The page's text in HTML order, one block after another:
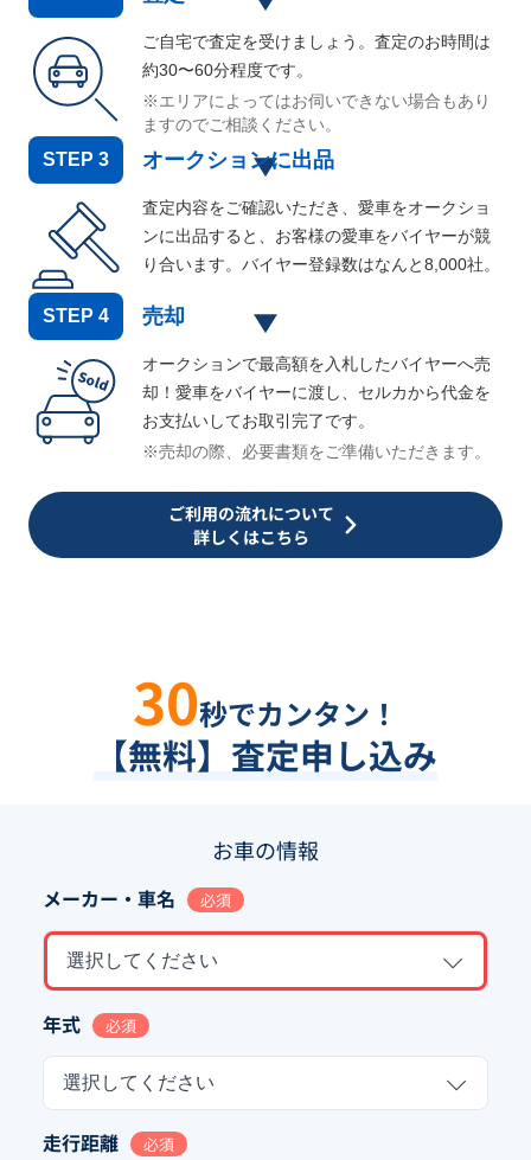
ご自宅で査定を受けましょう。査定のお時間は
約30〜60分程度です。
※エリアによってはお伺いできない場合もあり
ますのでご相談ください。
STEP 3 オークションに出品
査定内容をご確認いただき、愛車をオークショ
ンに出品すると、お客様の愛車をバイヤーが競
り合います。バイヤー登録数はなんと8,000社。
STEP 4 売却
オークションで最高額を入札したバイヤーへ売
却！愛車をバイヤーに渡し、セルカから代金を
お支払いしてお取引完了です。
※売却の際、必要書類をご準備いただきます。
ご利用の流れについて
詳しくはこちら
30秒でカンタン！
【無料】査定申し込み
お車の情報
メーカー・車名 必須
選択してください
年式 必須
選択してください
走行距離 必須